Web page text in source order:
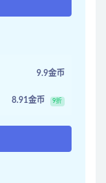
9.9金币
8.91金币 9折